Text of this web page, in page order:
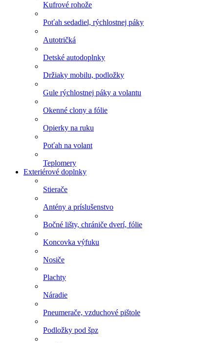
Kufrové rohože
Poťah sedadiel, rýchlostnej páky
Autotričká
Detské autodoplnky
Držiaky mobilu, podložky
Gule rýchlostnej páky a volantu
Okenné clony a fólie
Opierky na ruku
Poťah na volant
Teplomery
Exteriérové doplnky
Stierače
Antény a príslušenstvo
Bočné lišty, chrániče dverí, fólie
Koncovka výfuku
Nosiče
Plachty
Náradie
Pneumerače, vzduchové pištole
Podložky pod špz